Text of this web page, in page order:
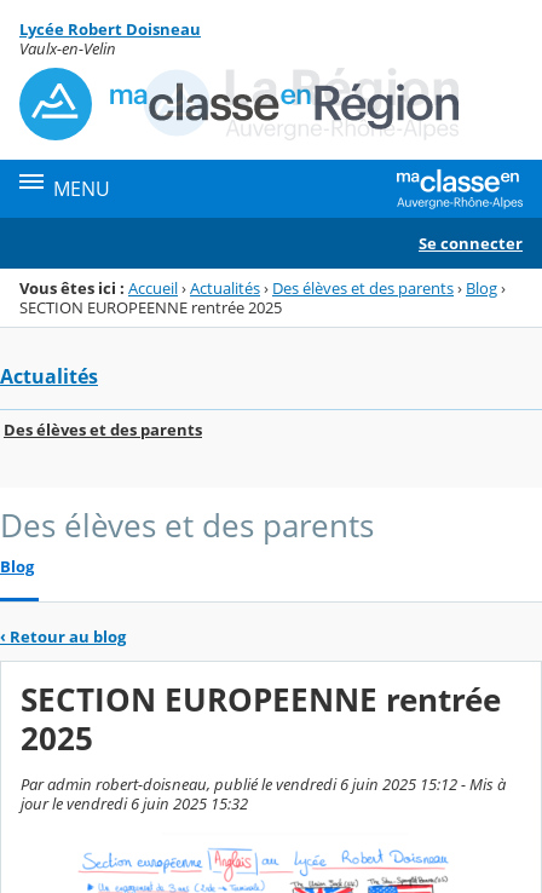
Menu de la rubrique
Contenu
Lycée Robert Doisneau
Vaulx-en-Velin
MENU
Se connecter
Vous êtes ici : Accueil›Actualités› Des élèves et des parents› Blog›
SECTION EUROPEENNE rentrée 2025
Actualités
Des élèves et des parents
Des élèves et des parents
Blog
‹ Retour au blog
SECTION EUROPEENNE rentrée
2025
Par admin robert-doisneau, publié le vendredi 6 juin 2025 15:12 - Mis à
jour le vendredi 6 juin 2025 15:32